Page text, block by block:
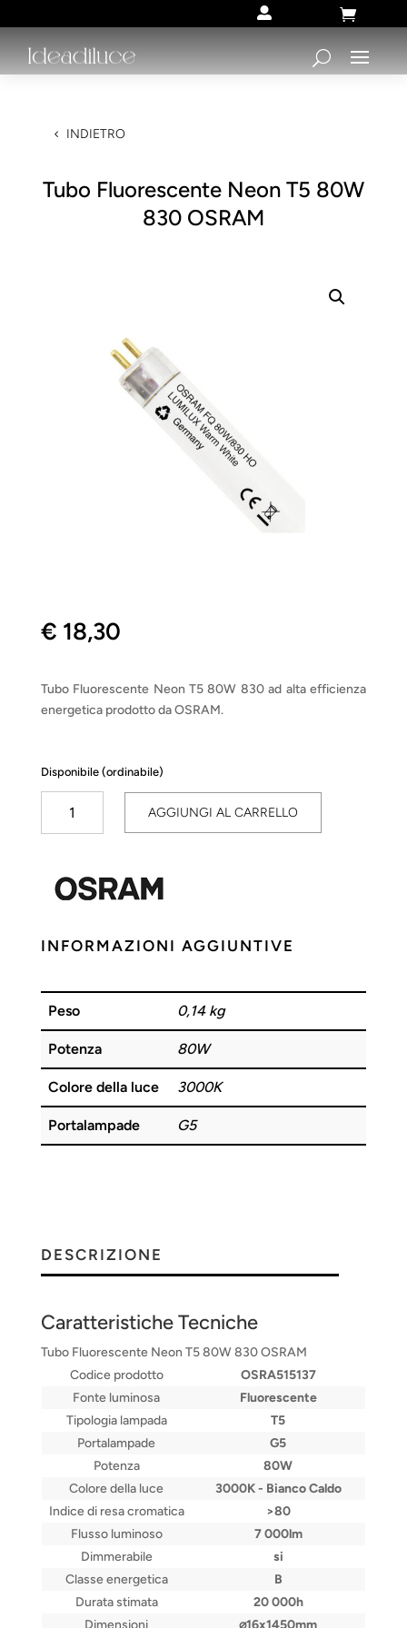
 
INDIETRO
Tubo Fluorescente Neon T5 80W
830 OSRAM
€ 18,30
Tubo Fluorescente Neon T5 80W 830 ad alta efficienza
energetica prodotto da OSRAM.
Disponibile (ordinabile)
Fluorescente
80W
830
quantità
AGGIUNGI AL CARRELLO
INFORMAZIONI AGGIUNTIVE
Peso 0,14 kg
Potenza 80W
Colore della luce 3000K
Portalampade G5
DESCRIZIONE
Caratteristiche Tecniche
Tubo Fluorescente Neon T5 80W 830 OSRAM
Codice prodotto
OSRA515137
Fonte luminosa
Fluorescente
Tipologia lampada
T5
Portalampade
G5
Potenza
80W
Colore della luce
3000K - Bianco Caldo
Indice di resa cromatica
>80
Flusso luminoso
7 000lm
Dimmerabile
si
Classe energetica
B
Durata stimata
20 000h